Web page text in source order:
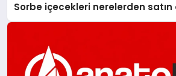
Sorbe içecekleri nerelerden satın